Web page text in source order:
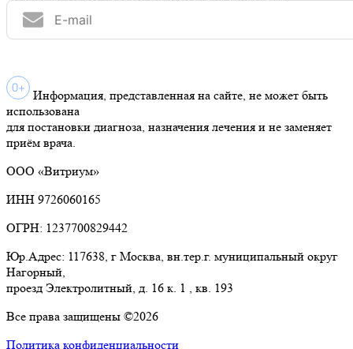
Информация, представленная на сайте, не может быть
использована
для постановки диагноза, назначения лечения и не заменяет
приём врача.
ООО «Витриум»
ИНН 9726060165
ОГРН: 1237700829442
Юр.Адрес: 117638, г Москва, вн.тер.г. муниципальный округ
Нагорный,
проезд Электролитный, д. 16 к. 1 , кв. 193
Все права защищены ©2026
Политика конфиденциальности